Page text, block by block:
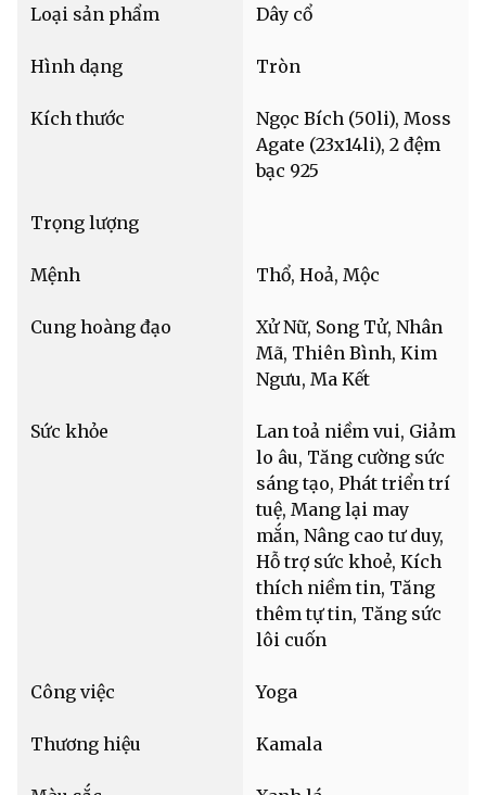
Loại sản phẩm Dây cổ
Hình dạng Tròn
Kích thước
Ngọc Bích (50li), Moss
Agate (23x14li), 2 đệm
bạc 925
Trọng lượng
Mệnh Thổ, Hoả, Mộc
Cung hoàng đạo
Xử Nữ, Song Tử, Nhân
Mã, Thiên Bình, Kim
Ngưu, Ma Kết
Sức khỏe
Lan toả niềm vui, Giảm
lo âu, Tăng cường sức
sáng tạo, Phát triển trí
tuệ, Mang lại may
mắn, Nâng cao tư duy,
Hỗ trợ sức khoẻ, Kích
thích niềm tin, Tăng
thêm tự tin, Tăng sức
lôi cuốn
Công việc Yoga
Thương hiệu Kamala